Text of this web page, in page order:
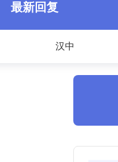
最新回复
汉中